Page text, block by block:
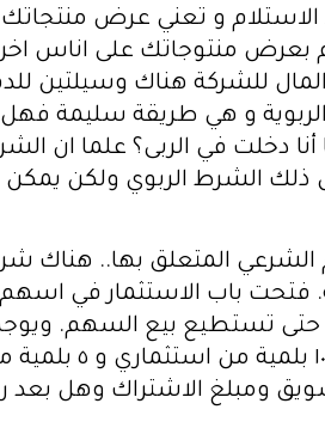
الاستلام و تعني عرض
منتوجاتك على اناس
طريق تخلو من البنود الربوية و هي طريقة
أنا دخلت في الربى؟ علما ان
الشرط الربوي ولكن يمكن
الشرعي المتعلق بها.. هناك
فتحت باب الاستثمار في
الجديدة كوكل كوين تدفع مبلغ للاشتراك اقل شي ٥٠٠ يورو وتنتظر سنة
٣ اشخاص قبل ٩٠ يوم سوف
ومبلغ الاشتراك وهل بعد